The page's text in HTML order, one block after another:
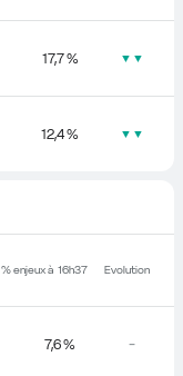
17,7 % ▼▼
12,4 % ▼▼
% enjeux à 16h37 Evolution
7,6 % -